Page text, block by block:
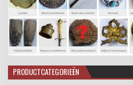
PRODUCTCATEGORIEËN